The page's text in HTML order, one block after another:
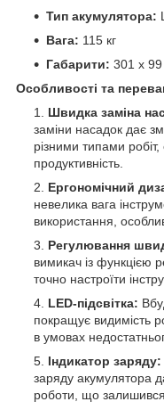
Тип акумулятора:
Вага: 115 кг
Габарити: 301 x
Особливості та
Швидка заміна
заміни насадок дає
різними типами
продуктивність.
Ергономічний
невелика вага
використання,
Регулювання
вимикач із функцією
точно настроїти
LED-підсвітка:
покращує видимість
в умовах
Індикатор заряду:
заряду акумулятора
роботи, що